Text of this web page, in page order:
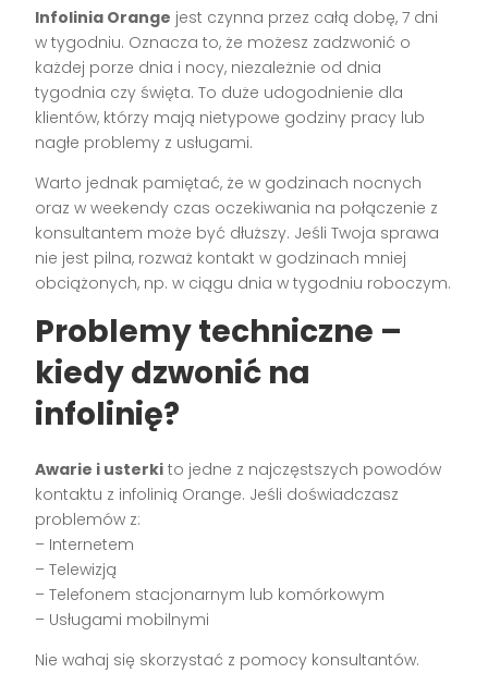
Infolinia Orange jest czynna przez całą dobę, 7 dni
w tygodniu. Oznacza to, że możesz zadzwonić o
każdej porze dnia i nocy, niezależnie od dnia
tygodnia czy święta. To duże udogodnienie dla
klientów, którzy mają nietypowe godziny pracy lub
nagłe problemy z usługami.
Warto jednak pamiętać, że w godzinach nocnych
oraz w weekendy czas oczekiwania na połączenie z
konsultantem może być dłuższy. Jeśli Twoja sprawa
nie jest pilna, rozważ kontakt w godzinach mniej
obciążonych, np. w ciągu dnia w tygodniu roboczym.
Problemy techniczne –
kiedy dzwonić na
infolinię?
Awarie i usterki to jedne z najczęstszych powodów
kontaktu z infolinią Orange. Jeśli doświadczasz
problemów z:
– Internetem
– Telewizją
– Telefonem stacjonarnym lub komórkowym
– Usługami mobilnymi
Nie wahaj się skorzystać z pomocy konsultantów.